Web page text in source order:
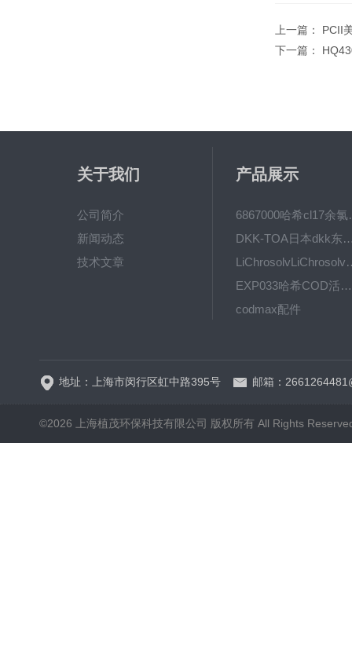
上一篇： PCII
下一篇：
关于我们
公司简介
新闻动态
技术文章
产品展示
6867000
DKK-TOA日本dkk东亚电
EXP033哈希COD活塞泵价格 EXP033
codmax配件
地址：上海市闵行区虹中路395号 邮箱：
©2026 上海植茂环保科技有限公司 版权所有 All Rights